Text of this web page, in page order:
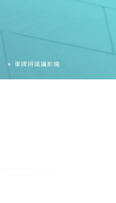
車牌辨識攝影機